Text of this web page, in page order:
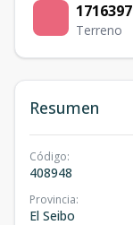
1716397
Terreno
Resumen
Código:
408948
Provincia:
El Seibo